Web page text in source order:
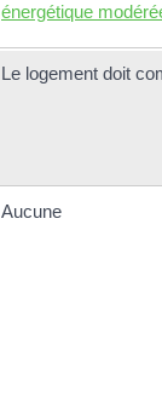
énergétique
Le logement doit
Aucune